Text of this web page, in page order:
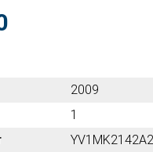
2009
1